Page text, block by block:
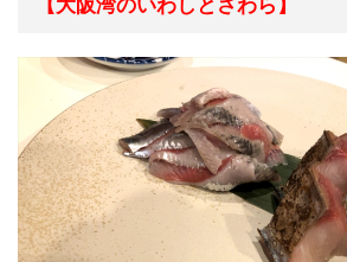
【大阪湾のいわしとさわら】